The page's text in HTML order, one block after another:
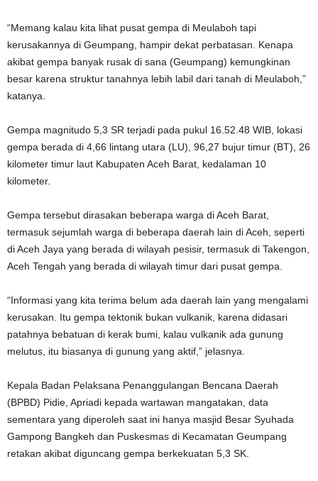
“Memang kalau kita lihat pusat gempa di Meulaboh tapi
kerusakannya di Geumpang, hampir dekat perbatasan. Kenapa
akibat gempa banyak rusak di sana (Geumpang) kemungkinan
besar karena struktur tanahnya lebih labil dari tanah di Meulaboh,”
katanya.
Gempa magnitudo 5,3 SR terjadi pada pukul 16.52.48 WIB, lokasi
gempa berada di 4,66 lintang utara (LU), 96,27 bujur timur (BT), 26
kilometer timur laut Kabupaten Aceh Barat, kedalaman 10
kilometer.
Gempa tersebut dirasakan beberapa warga di Aceh Barat,
termasuk sejumlah warga di beberapa daerah lain di Aceh, seperti
di Aceh Jaya yang berada di wilayah pesisir, termasuk di Takengon,
Aceh Tengah yang berada di wilayah timur dari pusat gempa.
“Informasi yang kita terima belum ada daerah lain yang mengalami
kerusakan. Itu gempa tektonik bukan vulkanik, karena didasari
patahnya bebatuan di kerak bumi, kalau vulkanik ada gunung
melutus, itu biasanya di gunung yang aktif,” jelasnya.
Kepala Badan Pelaksana Penanggulangan Bencana Daerah
(BPBD) Pidie, Apriadi kepada wartawan mangatakan, data
sementara yang diperoleh saat ini hanya masjid Besar Syuhada
Gampong Bangkeh dan Puskesmas di Kecamatan Geumpang
retakan akibat diguncang gempa berkekuatan 5,3 SK.